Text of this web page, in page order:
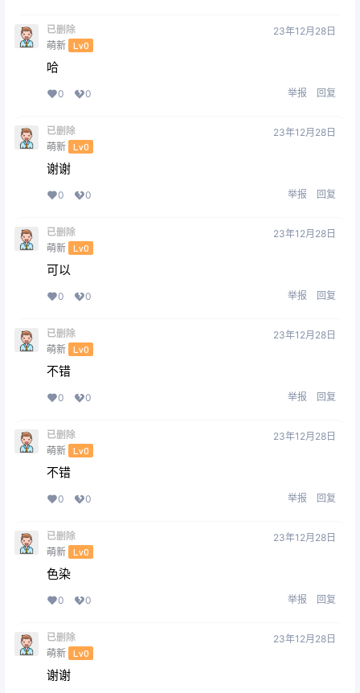
已删除
萌新 Lv0
23年12月28日
哈
0 0 举报 回复
已删除
萌新 Lv0
23年12月28日
谢谢
0 0 举报 回复
已删除
萌新 Lv0
23年12月28日
可以
0 0 举报 回复
已删除
萌新 Lv0
23年12月28日
不错
0 0 举报 回复
已删除
萌新 Lv0
23年12月28日
不错
0 0 举报 回复
已删除
萌新 Lv0
23年12月28日
色染
0 0 举报 回复
已删除
萌新 Lv0
23年12月28日
谢谢